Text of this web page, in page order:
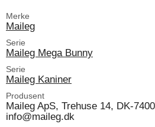
Merke
Maileg
Serie
Maileg Mega Bunny
Serie
Maileg Kaniner
Produsent
Maileg ApS, Trehuse 14, DK-
info@maileg.dk